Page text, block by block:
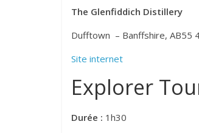
The Glenfiddich Distillery
Dufftown – Banffshire, AB55
Site internet
Explorer
Durée : 1h30